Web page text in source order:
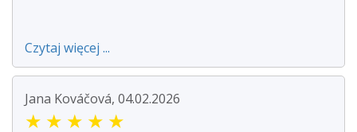
Czytaj więcej ...
Jana Kováčová, 04.02.2026
★ ★ ★ ★ ★